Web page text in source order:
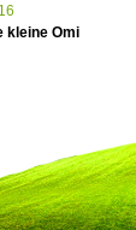
kleine Omi